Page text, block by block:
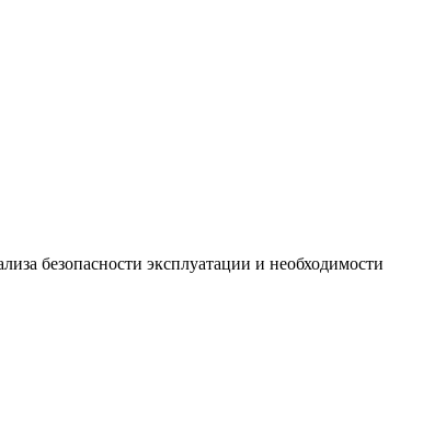
безопасности эксплуатации и необходимости